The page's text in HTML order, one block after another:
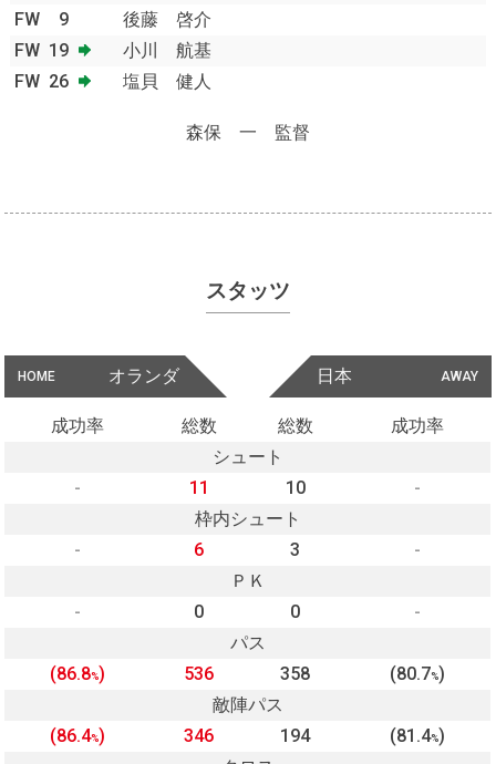
FW
9
後藤 啓介
FW 19
小川 航基
FW 26 塩貝 健人
森保 一 監督
スタッツ
HOME オランダ AWAY
日本
成功率 総数 総数
成功率
シュート
-
11 10
-
枠内シュート
-
6 3
-
ＰＫ
-
0 0
-
パス
(86.8%) 536 358 (80.7%)
敵陣パス
(86.4%) 346 194 (81.4%)